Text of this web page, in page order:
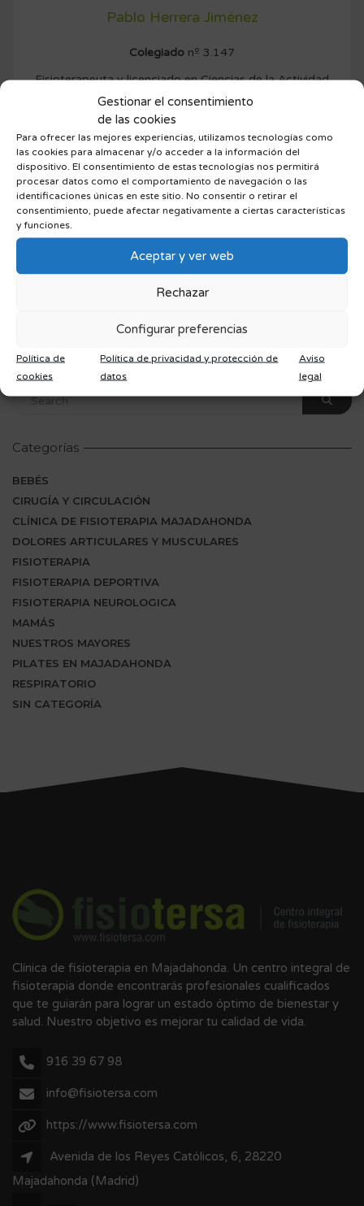
Gestionar el consentimiento
de las cookies
Para ofrecer las mejores experiencias, utilizamos tecnologías como
las cookies para almacenar y/o acceder a la información del
dispositivo. El consentimiento de estas tecnologías nos permitirá
procesar datos como el comportamiento de navegación o las
identificaciones únicas en este sitio. No consentir o retirar el
consentimiento, puede afectar negativamente a ciertas características
y funciones.
Aceptar y ver web
Rechazar
Configurar preferencias
Política de
cookies
Política de privacidad y protección de
datos
Aviso
legal
Pablo Herrera Jiménez
Colegiado nº 3.147
Fisioterapeuta y licenciado en Ciencias de la Actividad
Física y el Deporte por la Universidad Europea de Madrid.
Vicedecano del Colegio de fisioterapeutas de la
Add Comment
comentario.
Categorías
BEBÉS
CIRUGÍA Y CIRCULACIÓN
CLÍNICA DE FISIOTERAPIA MAJADAHONDA
DOLORES ARTICULARES Y MUSCULARES
FISIOTERAPIA
FISIOTERAPIA DEPORTIVA
FISIOTERAPIA NEUROLOGICA
MAMÁS
NUESTROS MAYORES
PILATES EN MAJADAHONDA
RESPIRATORIO
SIN CATEGORÍA
Clínica de fisioterapia en Majadahonda. Un centro integral de
fisioterapia donde encontrarás profesionales cualificados
que te guiarán para lograr un estado óptimo de bienestar y
salud. Nuestro objetivo es mejorar tu calidad de vida.
916 39 67 98
info@fisiotersa.com
https://www.fisiotersa.com
Avenida de los Reyes Católicos, 6, 28220
Majadahonda (Madrid)